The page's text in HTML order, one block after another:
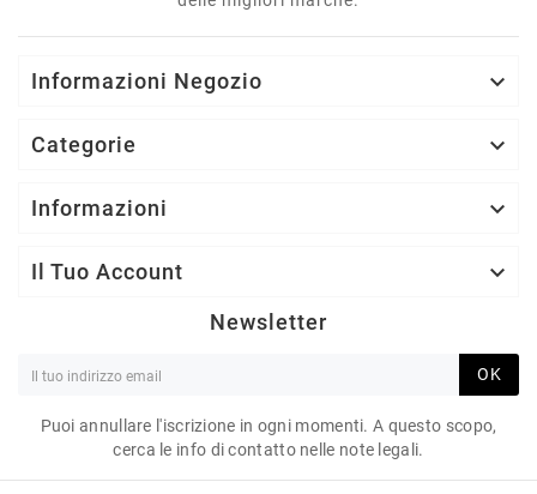
Informazioni Negozio 
Categorie 
Informazioni 
Il Tuo Account 
Newsletter
OK
Puoi annullare l'iscrizione in ogni momenti. A questo scopo,
cerca le info di contatto nelle note legali.